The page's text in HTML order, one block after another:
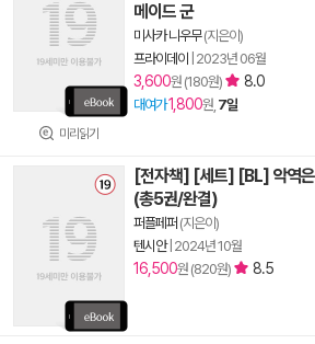
미리읽기
메이드 군
미사카 니우무(지은이)
프라이데이
2023년 06월
3,600원 (180원) 8.0
대여가1,800원, 7일
[전자책] [세트] [BL] 악역은
(총5권/완결)
퍼플페퍼 (지은이)
텐시안| 2024년 10월
16,500원 (820원) 8.5